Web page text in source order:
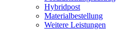
Hybridpost
Materialbestellung
Weitere Leistungen